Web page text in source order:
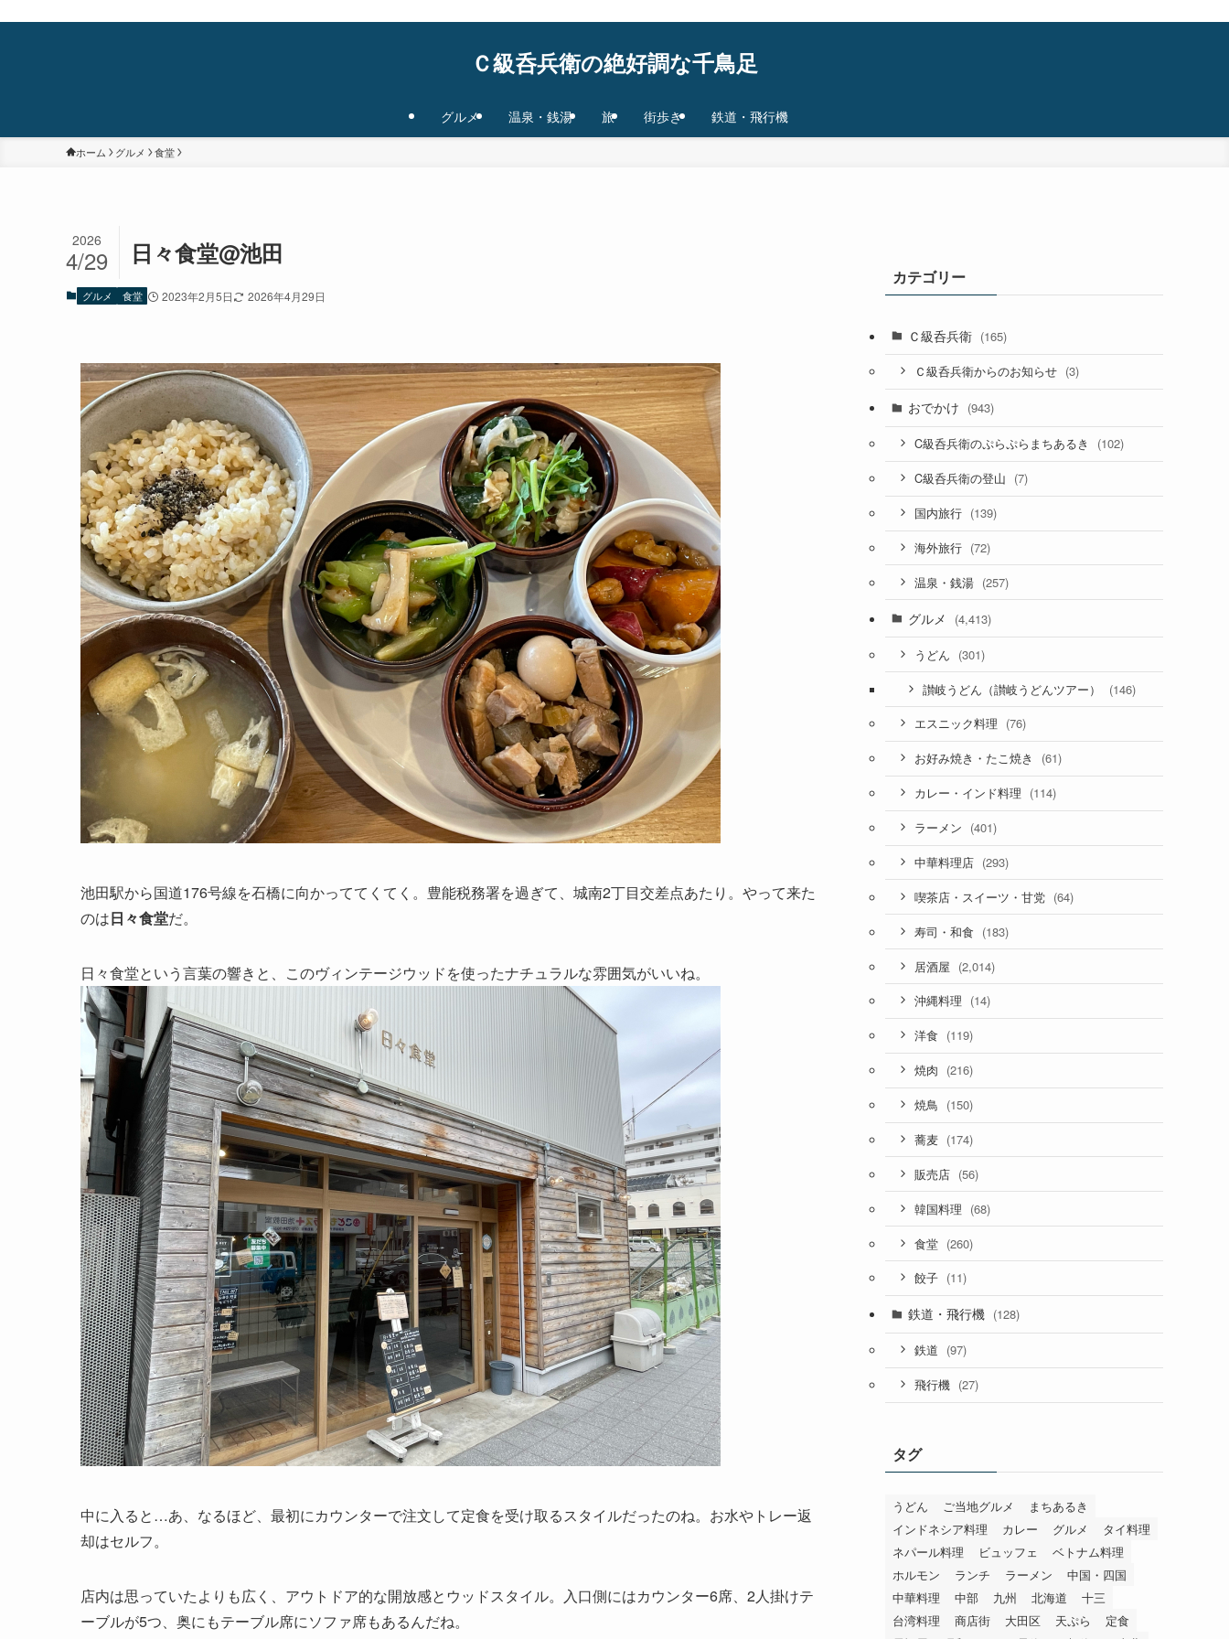
Ｃ級呑兵衛の絶好調な千鳥足
グルメ 温泉・銭湯 旅 街歩き 鉄道・飛行機
ホーム グルメ 食堂
日々食堂@池田
2026
4/29
グルメ 食堂 2023年2月5日 2026年4月29日
池田駅から国道176号線を石橋に向かっててくてく。豊能税務署を過ぎて、城南2丁目交差点あたり。やって来た
のは日々食堂だ。
日々食堂という言葉の響きと、このヴィンテージウッドを使ったナチュラルな雰囲気がいいね。
中に入ると…あ、なるほど、最初にカウンターで注文して定食を受け取るスタイルだったのね。お水やトレー返
却はセルフ。
店内は思っていたよりも広く、アウトドア的な開放感とウッドスタイル。入口側にはカウンター6席、2人掛けテ
ーブルが5つ、奥にもテーブル席にソファ席もあるんだね。
カテゴリー
Ｃ級呑兵衛 (165)
Ｃ級呑兵衛からのお知らせ (3)
おでかけ (943)
C級呑兵衛のぷらぷらまちあるき (102)
C級呑兵衛の登山 (7)
国内旅行 (139)
海外旅行 (72)
温泉・銭湯 (257)
グルメ (4,413)
うどん (301)
讃岐うどん（讃岐うどんツアー） (146)
エスニック料理 (76)
お好み焼き・たこ焼き (61)
カレー・インド料理 (114)
ラーメン (401)
中華料理店 (293)
喫茶店・スイーツ・甘党 (64)
寿司・和食 (183)
居酒屋 (2,014)
沖縄料理 (14)
洋食 (119)
焼肉 (216)
焼鳥 (150)
蕎麦 (174)
販売店 (56)
韓国料理 (68)
食堂 (260)
餃子 (11)
鉄道・飛行機 (128)
鉄道 (97)
飛行機 (27)
タグ
うどん ご当地グルメ
まちあるき
インドネシア料理
カレー グルメ
タイ料理
ネパール料理
ビュッフェ
ベトナム料理
ホルモン
ランチ ラーメン
中国・四国
中華料理
中部 九州 北海道
十三
台湾料理
商店街 大田区 天ぷら
定食